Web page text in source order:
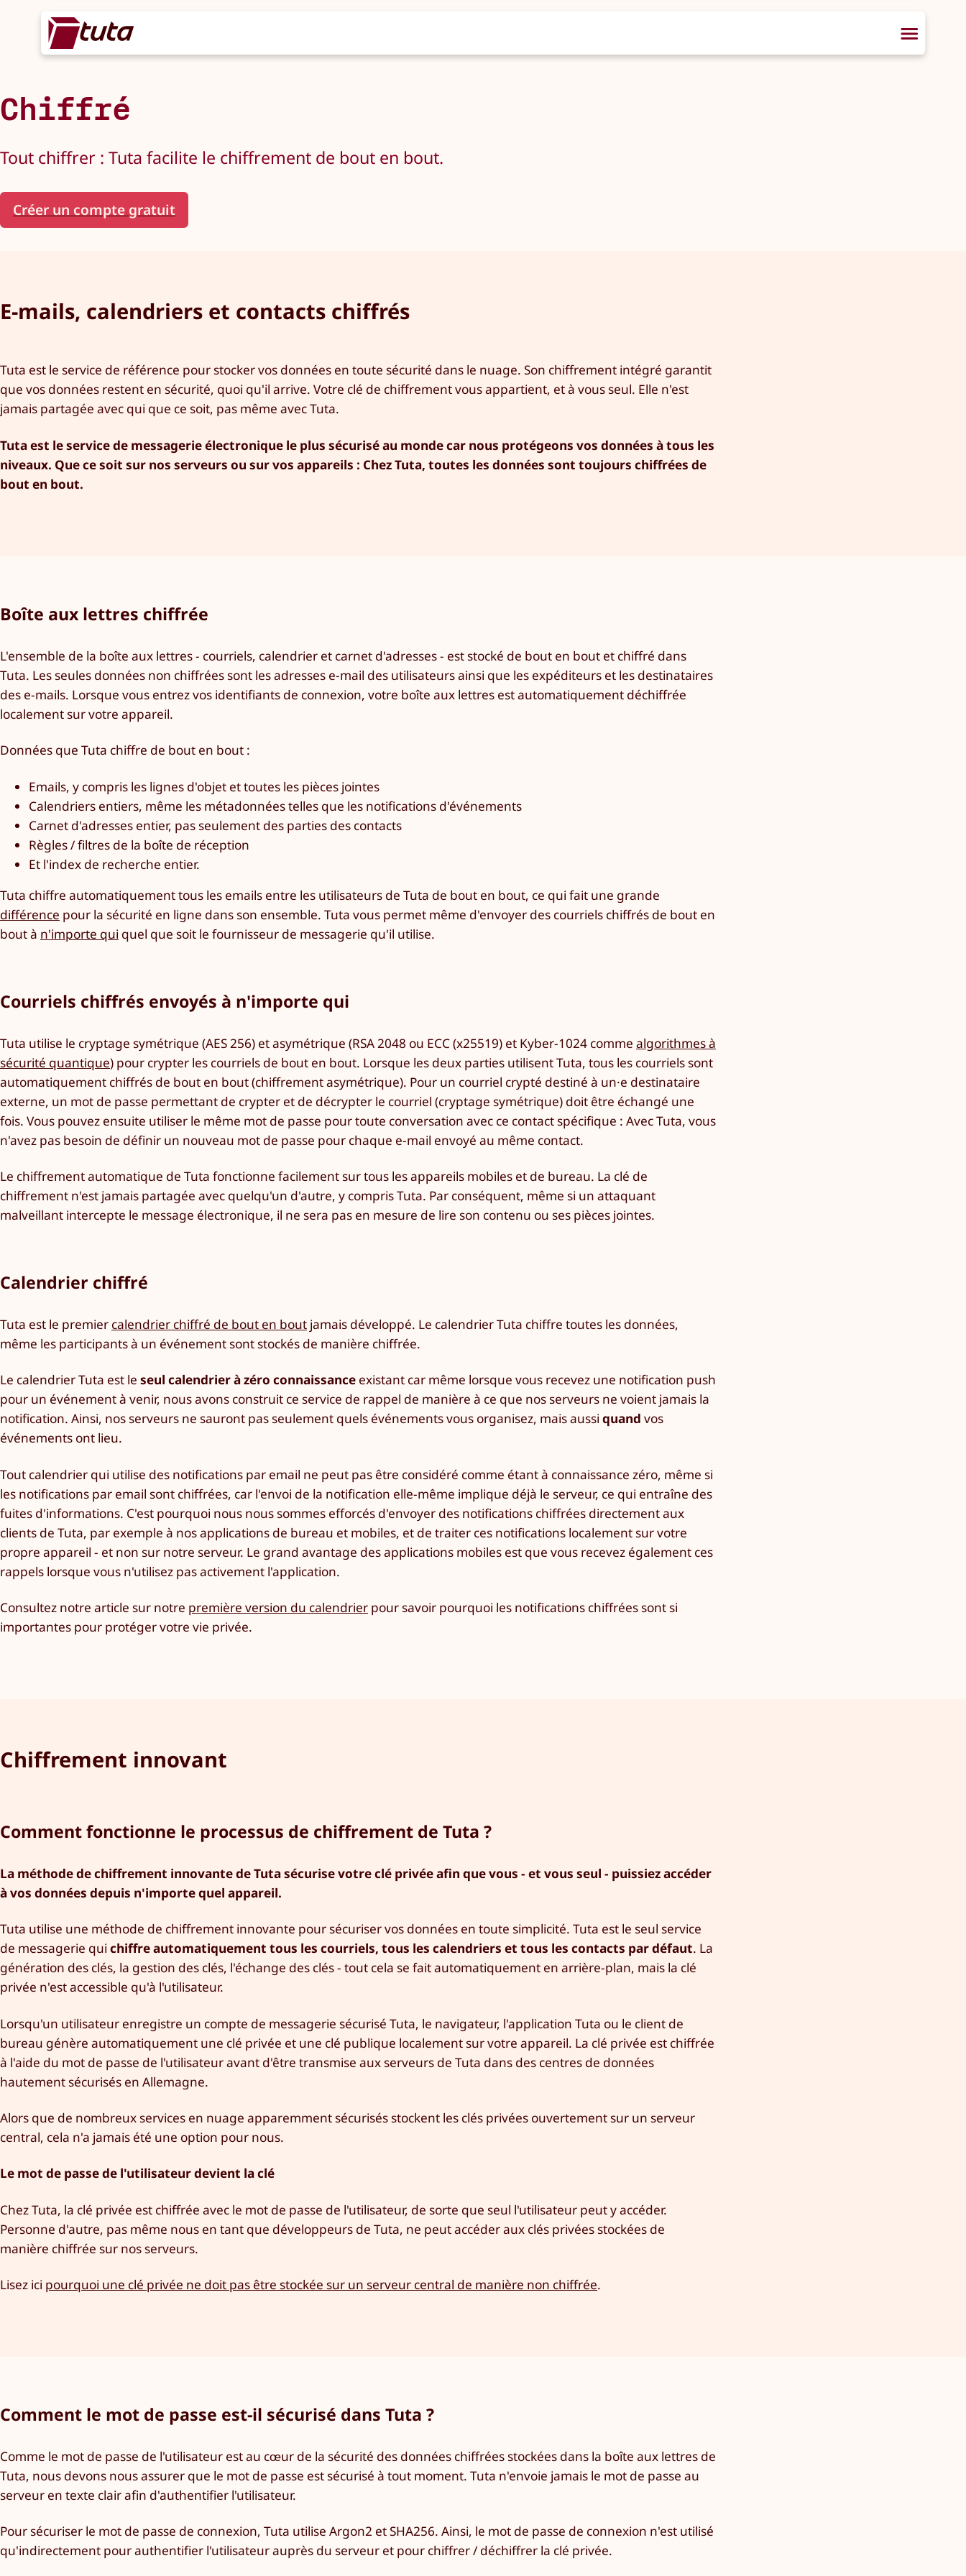
Chiffré
Tout chiffrer : Tuta facilite le chiffrement de bout en bout.
Créer un compte gratuit
E-mails, calendriers et contacts chiffrés
Tuta est le service de référence pour stocker vos données en toute sécurité dans le nuage. Son chiffrement intégré garantit
que vos données restent en sécurité, quoi qu'il arrive. Votre clé de chiffrement vous appartient, et à vous seul. Elle n'est
jamais partagée avec qui que ce soit, pas même avec Tuta.
Tuta est le service de messagerie électronique le plus sécurisé au monde car nous protégeons vos données à tous les
niveaux. Que ce soit sur nos serveurs ou sur vos appareils : Chez Tuta, toutes les données sont toujours chiffrées de
bout en bout.
Boîte aux lettres chiffrée
L'ensemble de la boîte aux lettres - courriels, calendrier et carnet d'adresses - est stocké de bout en bout et chiffré dans
Tuta. Les seules données non chiffrées sont les adresses e-mail des utilisateurs ainsi que les expéditeurs et les destinataires
des e-mails. Lorsque vous entrez vos identifiants de connexion, votre boîte aux lettres est automatiquement déchiffrée
localement sur votre appareil.
Données que Tuta chiffre de bout en bout :
Emails, y compris les lignes d'objet et toutes les pièces jointes
Calendriers entiers, même les métadonnées telles que les notifications d'événements
Carnet d'adresses entier, pas seulement des parties des contacts
Règles / filtres de la boîte de réception
Et l'index de recherche entier.
Tuta chiffre automatiquement tous les emails entre les utilisateurs de Tuta de bout en bout, ce qui fait une grande
différence pour la sécurité en ligne dans son ensemble. Tuta vous permet même d'envoyer des courriels chiffrés de bout en
bout à n'importe qui quel que soit le fournisseur de messagerie qu'il utilise.
Courriels chiffrés envoyés à n'importe qui
Tuta utilise le cryptage symétrique (AES 256) et asymétrique (RSA 2048 ou ECC (x25519) et Kyber-1024 comme algorithmes à
sécurité quantique) pour crypter les courriels de bout en bout. Lorsque les deux parties utilisent Tuta, tous les courriels sont
automatiquement chiffrés de bout en bout (chiffrement asymétrique). Pour un courriel crypté destiné à un·e destinataire
externe, un mot de passe permettant de crypter et de décrypter le courriel (cryptage symétrique) doit être échangé une
fois. Vous pouvez ensuite utiliser le même mot de passe pour toute conversation avec ce contact spécifique : Avec Tuta, vous
n'avez pas besoin de définir un nouveau mot de passe pour chaque e-mail envoyé au même contact.
Le chiffrement automatique de Tuta fonctionne facilement sur tous les appareils mobiles et de bureau. La clé de
chiffrement n'est jamais partagée avec quelqu'un d'autre, y compris Tuta. Par conséquent, même si un attaquant
malveillant intercepte le message électronique, il ne sera pas en mesure de lire son contenu ou ses pièces jointes.
Calendrier chiffré
Tuta est le premier calendrier chiffré de bout en bout jamais développé. Le calendrier Tuta chiffre toutes les données,
même les participants à un événement sont stockés de manière chiffrée.
Le calendrier Tuta est le seul calendrier à zéro connaissance existant car même lorsque vous recevez une notification push
pour un événement à venir, nous avons construit ce service de rappel de manière à ce que nos serveurs ne voient jamais la
notification. Ainsi, nos serveurs ne sauront pas seulement quels événements vous organisez, mais aussi quand vos
événements ont lieu.
Tout calendrier qui utilise des notifications par email ne peut pas être considéré comme étant à connaissance zéro, même si
les notifications par email sont chiffrées, car l'envoi de la notification elle-même implique déjà le serveur, ce qui entraîne des
fuites d'informations. C'est pourquoi nous nous sommes efforcés d'envoyer des notifications chiffrées directement aux
clients de Tuta, par exemple à nos applications de bureau et mobiles, et de traiter ces notifications localement sur votre
propre appareil - et non sur notre serveur. Le grand avantage des applications mobiles est que vous recevez également ces
rappels lorsque vous n'utilisez pas activement l'application.
Consultez notre article sur notre première version du calendrier pour savoir pourquoi les notifications chiffrées sont si
importantes pour protéger votre vie privée.
Chiffrement innovant
Comment fonctionne le processus de chiffrement de Tuta ?
La méthode de chiffrement innovante de Tuta sécurise votre clé privée afin que vous - et vous seul - puissiez accéder
à vos données depuis n'importe quel appareil.
Tuta utilise une méthode de chiffrement innovante pour sécuriser vos données en toute simplicité. Tuta est le seul service
de messagerie qui chiffre automatiquement tous les courriels, tous les calendriers et tous les contacts par défaut. La
génération des clés, la gestion des clés, l'échange des clés - tout cela se fait automatiquement en arrière-plan, mais la clé
privée n'est accessible qu'à l'utilisateur.
Lorsqu'un utilisateur enregistre un compte de messagerie sécurisé Tuta, le navigateur, l'application Tuta ou le client de
bureau génère automatiquement une clé privée et une clé publique localement sur votre appareil. La clé privée est chiffrée
à l'aide du mot de passe de l'utilisateur avant d'être transmise aux serveurs de Tuta dans des centres de données
hautement sécurisés en Allemagne.
Alors que de nombreux services en nuage apparemment sécurisés stockent les clés privées ouvertement sur un serveur
central, cela n'a jamais été une option pour nous.
Le mot de passe de l'utilisateur devient la clé
Chez Tuta, la clé privée est chiffrée avec le mot de passe de l'utilisateur, de sorte que seul l'utilisateur peut y accéder.
Personne d'autre, pas même nous en tant que développeurs de Tuta, ne peut accéder aux clés privées stockées de
manière chiffrée sur nos serveurs.
Lisez ici pourquoi une clé privée ne doit pas être stockée sur un serveur central de manière non chiffrée.
Comment le mot de passe est-il sécurisé dans Tuta ?
Comme le mot de passe de l'utilisateur est au cœur de la sécurité des données chiffrées stockées dans la boîte aux lettres de
Tuta, nous devons nous assurer que le mot de passe est sécurisé à tout moment. Tuta n'envoie jamais le mot de passe au
serveur en texte clair afin d'authentifier l'utilisateur.
Pour sécuriser le mot de passe de connexion, Tuta utilise Argon2 et SHA256. Ainsi, le mot de passe de connexion n'est utilisé
qu'indirectement pour authentifier l'utilisateur auprès du serveur et pour chiffrer / déchiffrer la clé privée.